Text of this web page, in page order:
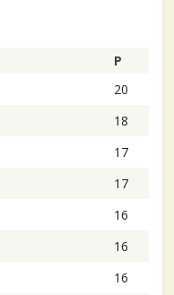
P
20
18
17
17
16
16
16